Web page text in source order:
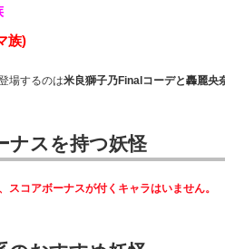
族)
場するのは米良獅子乃Finalコーデと轟麗央
ナスを持つ妖怪
スコアボーナスが付くキャラはいません。